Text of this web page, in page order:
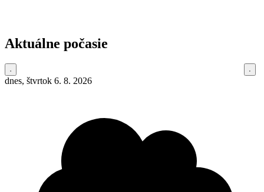
Aktuálne počasie
dnes, štvrtok 6. 8. 2026